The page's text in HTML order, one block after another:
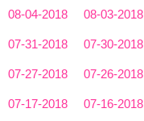
08-04-2018 08-03-2018
07-31-2018 07-30-2018
07-27-2018 07-26-2018
07-17-2018 07-16-2018